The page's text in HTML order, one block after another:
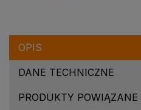
OPIS
DANE TECHNICZNE
PRODUKTY POWIĄZANE